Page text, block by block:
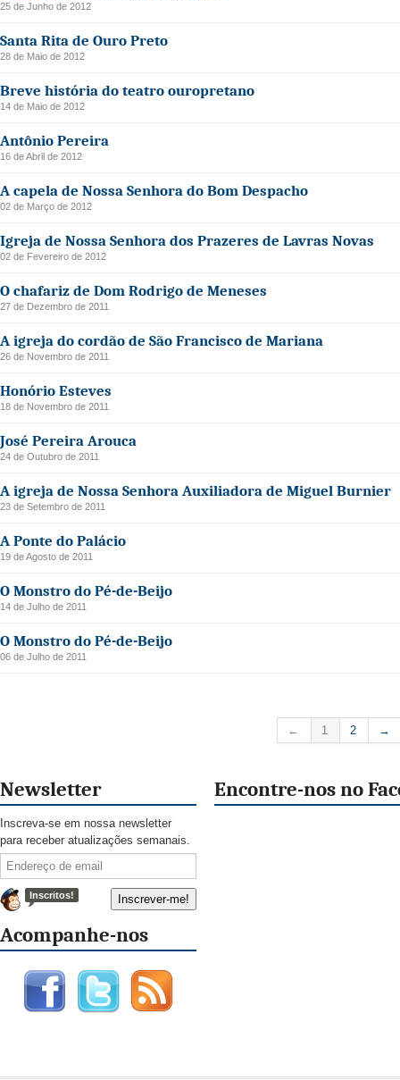
25 de Junho de 2012
Santa Rita de Ouro Preto
28 de Maio de 2012
Breve história do teatro ouropretano
14 de Maio de 2012
Antônio Pereira
16 de Abril de 2012
A capela de Nossa Senhora do Bom Despacho
02 de Março de 2012
Igreja de Nossa Senhora dos Prazeres de Lavras Novas
02 de Fevereiro de 2012
O chafariz de Dom Rodrigo de Meneses
27 de Dezembro de 2011
A igreja do cordão de São Francisco de Mariana
26 de Novembro de 2011
Honório Esteves
18 de Novembro de 2011
José Pereira Arouca
24 de Outubro de 2011
A igreja de Nossa Senhora Auxiliadora de Miguel Burnier
23 de Setembro de 2011
A Ponte do Palácio
19 de Agosto de 2011
O Monstro do Pé-de-Beijo
14 de Julho de 2011
O Monstro do Pé-de-Beijo
06 de Julho de 2011
← 1 2 →
Newsletter
Inscreva-se em nossa newsletter
para receber atualizações semanais.
Inscritos!
Acompanhe-nos
Encontre-nos no